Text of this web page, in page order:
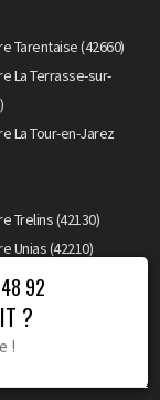
Tarentaise (42660)
La Terrasse-sur-
La Tour-en-Jarez
Trelins (42130)
Unias (42210)
Urbise (42310)
92
?
!